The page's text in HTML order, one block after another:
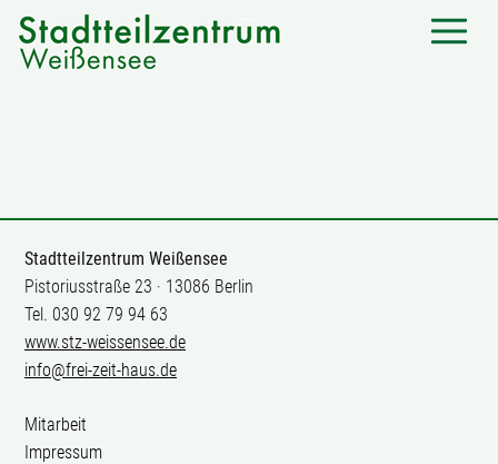
Stadtteilzentrum Weißensee
Pistoriusstraße 23 · 13086 Berlin
Tel. 030 92 79 94 63
www.stz-weissensee.de
info@frei-zeit-haus.de
Mitarbeit
Impressum